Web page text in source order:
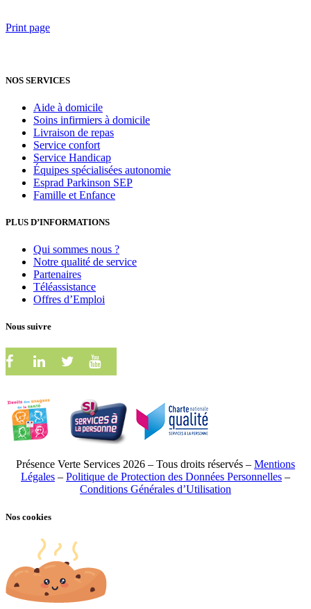
Print page
NOS SERVICES
Aide à domicile
Soins infirmiers à domicile
Livraison de repas
Service confort
Service Handicap
Équipes spécialisées autonomie
Esprad Parkinson SEP
Famille et Enfance
PLUS D’INFORMATIONS
Qui sommes nous ?
Notre qualité de service
Partenaires
Téléassistance
Offres d’Emploi
Nous suivre
Présence Verte Services 2026 – Tous droits réservés – Mentions
Légales – Politique de Protection des Données Personnelles –
Conditions Générales d’Utilisation
Nos cookies